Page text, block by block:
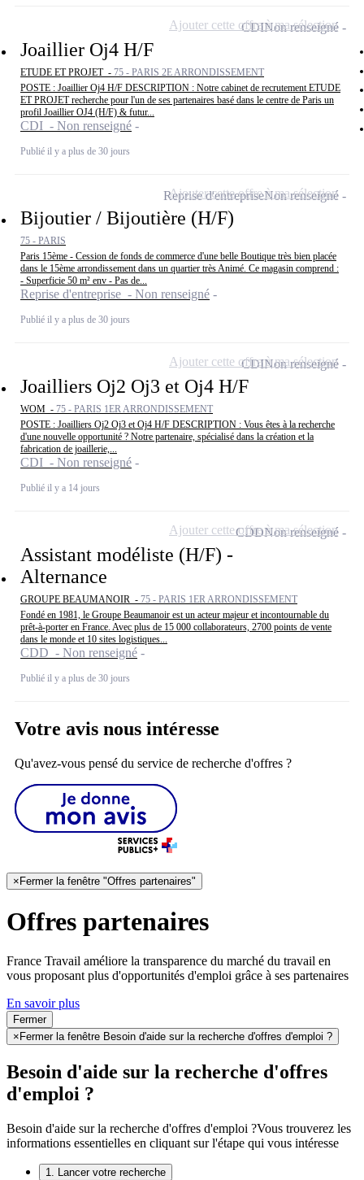
Joaillier Oj4 H/F
ETUDE ET PROJET - 75 - PARIS 2E ARRONDISSEMENT
POSTE : Joaillier Oj4 H/F DESCRIPTION : Notre cabinet de recrutement ETUDE
ET PROJET recherche pour l'un de ses partenaires basé dans le centre de Paris un
profil Joaillier OJ4 (H/F) & futur...
CDI - Non renseigné
Publié il y a plus de 30 jours
CDINon renseigné
Ajouter cette offre à ma sélection
Bijoutier / Bijoutière (H/F)
75 - PARIS
Paris 15ème - Cession de fonds de commerce d'une belle Boutique très bien placée
dans le 15ème arrondissement dans un quartier très Animé. Ce magasin comprend :
- Superficie 50 m² env - Pas de...
Reprise d'entreprise - Non renseigné
Publié il y a plus de 30 jours
Reprise d'entrepriseNon renseigné
Ajouter cette offre à ma sélection
Joailliers Oj2 Oj3 et Oj4 H/F
WOM - 75 - PARIS 1ER ARRONDISSEMENT
POSTE : Joailliers Oj2 Oj3 et Oj4 H/F DESCRIPTION : Vous êtes à la recherche
d'une nouvelle opportunité ? Notre partenaire, spécialisé dans la création et la
fabrication de joaillerie,...
CDI - Non renseigné
Publié il y a 14 jours
CDINon renseigné
Ajouter cette offre à ma sélection
Assistant modéliste (H/F) -
Alternance
GROUPE BEAUMANOIR - 75 - PARIS 1ER ARRONDISSEMENT
Fondé en 1981, le Groupe Beaumanoir est un acteur majeur et incontournable du
prêt-à-porter en France. Avec plus de 15 000 collaborateurs, 2700 points de vente
dans le monde et 10 sites logistiques...
CDD - Non renseigné
Publié il y a plus de 30 jours
CDDNon renseigné
Ajouter cette offre à ma sélection
Votre avis nous intéresse
Qu'avez-vous pensé du service de recherche d'offres ?
×Fermer la fenêtre "Offres partenaires"
Offres partenaires
France Travail améliore la transparence du marché du travail en
vous proposant plus d'opportunités d'emploi grâce à ses partenaires
En savoir plus
Fermer
× Fermer la fenêtre Besoin d'aide sur la recherche d'offres d'emploi ?
Besoin d'aide sur la recherche d'offres
d'emploi ?
Besoin d'aide sur la recherche d'offres d'emploi ?Vous trouverez les
informations essentielles en cliquant sur l'étape qui vous intéresse
1. Lancer votre recherche